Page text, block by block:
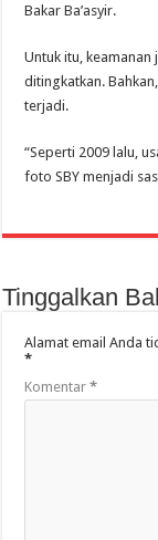
Bakar Ba’asyir.
Untuk itu,
ditingkatkan.
terjadi.
“Seperti 2009 lalu,
foto SBY menjadi
Tinggalkan
Alamat email Anda
*
Komentar*